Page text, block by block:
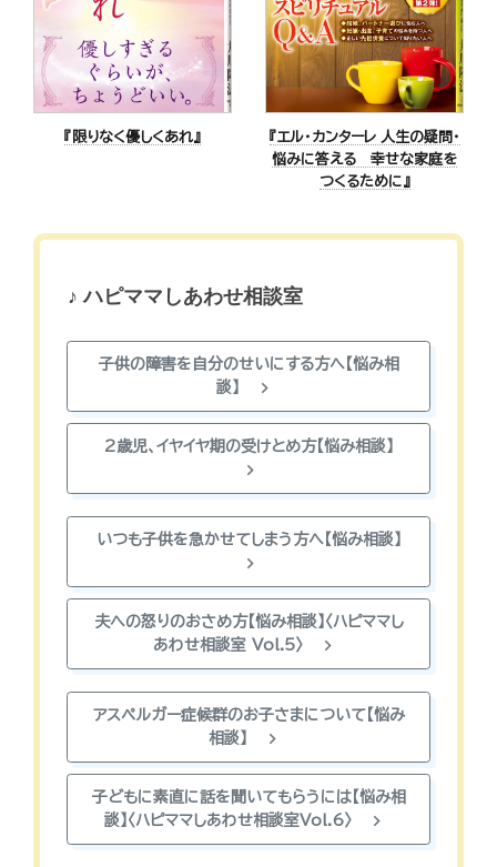
『限りなく優しくあれ』
『エル・カンターレ 人生の疑問・
悩みに答える 幸せな家庭を
つくるために』
♪ ハピママしあわせ相談室
子供の障害を自分のせいにする方へ【悩み相
談】
chevron_right
2歳児、イヤイヤ期の受けとめ方【悩み相談】
chevron_right
いつも子供を急かせてしまう方へ【悩み相談】
chevron_right
夫への怒りのおさめ方【悩み相談】〈ハピママし
あわせ相談室 Vol.5〉
chevron_right
アスペルガー症候群のお子さまについて【悩み
相談】
chevron_right
子どもに素直に話を聞いてもらうには【悩み相
談】〈ハピママしあわせ相談室Vol.6〉
chevron_right